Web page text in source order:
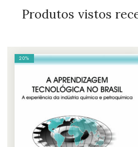
Produtos vistos
20%